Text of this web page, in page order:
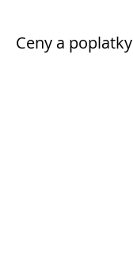
Ceny a poplatky